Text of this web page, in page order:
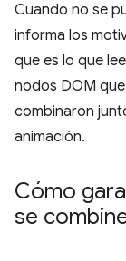
Cuando no se
informa los
que es lo que
nodos DOM
combinaron
animación.
Cómo
se